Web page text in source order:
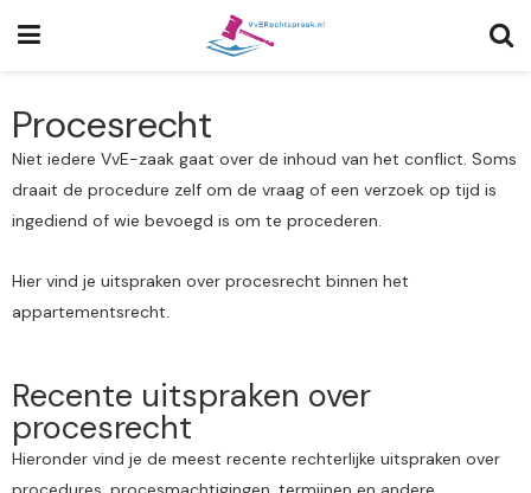
Procesrecht
Niet iedere VvE-zaak gaat over de inhoud van het conflict. Soms
draait de procedure zelf om de vraag of een verzoek op tijd is
ingediend of wie bevoegd is om te procederen.
Hier vind je uitspraken over procesrecht binnen het
appartementsrecht.
Recente uitspraken over
procesrecht
Hieronder vind je de meest recente rechterlijke uitspraken over